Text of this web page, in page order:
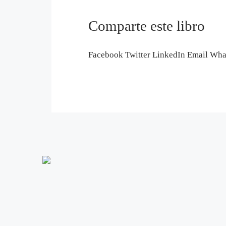
Comparte este libro
Facebook Twitter LinkedIn Email